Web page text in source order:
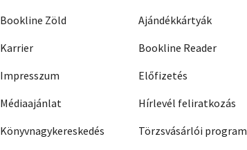
Bookline Zöld
Karrier
Impresszum
Médiaajánlat
Könyvnagykereskedés
Ajándékkártyák
Bookline Reader
Előfizetés
Hírlevél feliratkozás
Törzsvásárlói program